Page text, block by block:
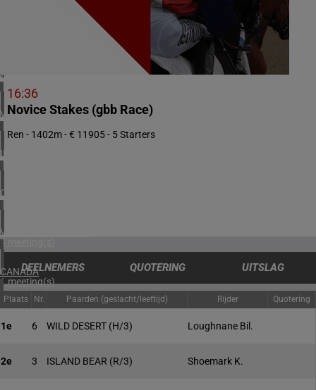
ZUID-AFRIKA
1 meeting(s)
VERENIGD KONINKRIJK
5 meeting(s)
IERLAND
2 meeting(s)
CHILI
1 meeting(s)
VERENIGDE STATEN
4 meeting(s)
CANADA
1 meeting(s)
16:36
Novice Stakes (gbb Race)
Ren - 1402m - € 11905 - 5 Starters
DEELNEMERS QUOTERING UITSLAG
Plaats Nr. Paarden (geslacht/leeftijd) Rijder Quotering
1e 6 WILD DESERT (H/3) Loughnane Bil.
2e 3 ISLAND BEAR (R/3) Shoemark K.